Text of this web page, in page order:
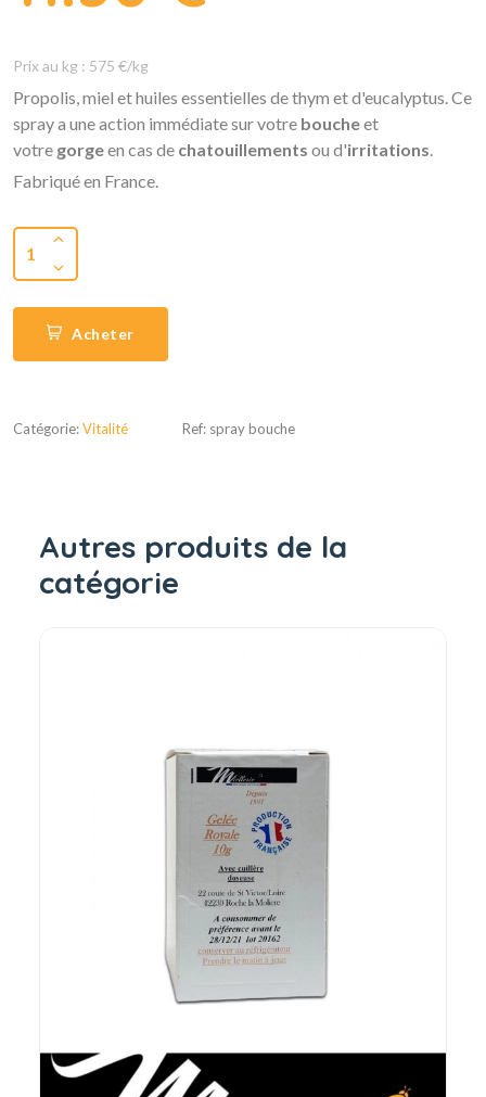
Prix au kg : 575 €/kg
Propolis, miel et huiles essentielles de thym et d'eucalyptus. Ce
spray a une action immédiate sur votre boucheet
votre gorgeen cas de chatouillements ou d'irritations.
Fabriqué en France.
1
Acheter
Catégorie:Vitalité Ref: spray bouche
Autres produits de la
catégorie